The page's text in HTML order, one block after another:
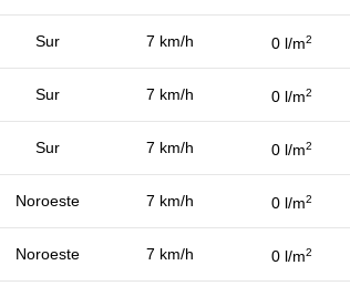
Sur 7 km/h 0 l/m2
Sur 7 km/h 0 l/m2
Sur 7 km/h 0 l/m2
Noroeste 7 km/h 0 l/m2
Noroeste 7 km/h 0 l/m2